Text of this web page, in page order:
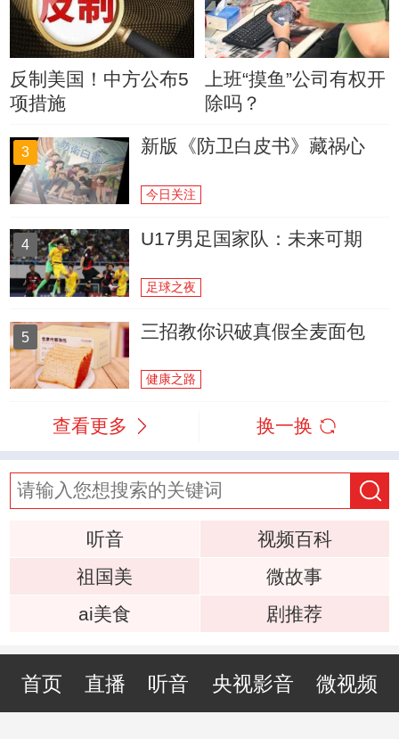
反制美国！中方公布5
项措施
上班“摸鱼”公司有权开
除吗？
3 新版《防卫白皮书》藏祸心
今日关注
4 U17男足国家队：未来可期
足球之夜
5 三招教你识破真假全麦面包
健康之路
查看更多 换一换
听音
视频百科
祖国美
微故事
ai美食
剧推荐
首页 直播 听音 央视影音 微视频